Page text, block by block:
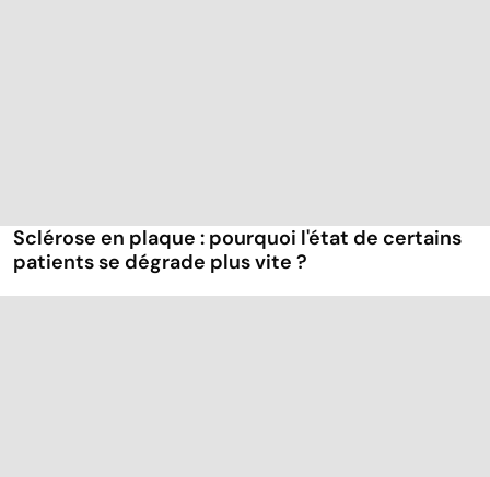
Sclérose en plaque : pourquoi l'état de certains
patients se dégrade plus vite ?